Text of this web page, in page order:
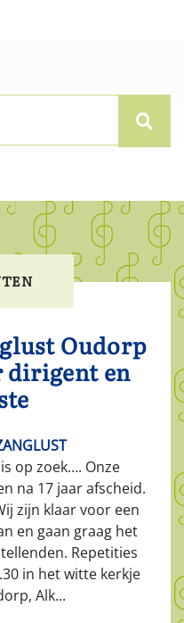
Oudorp
dirigent en
op zoek…. Onze
na 17 jaar afscheid.
zijn klaar voor een
en gaan graag het
Repetities
in het witte kerkje
Alk...